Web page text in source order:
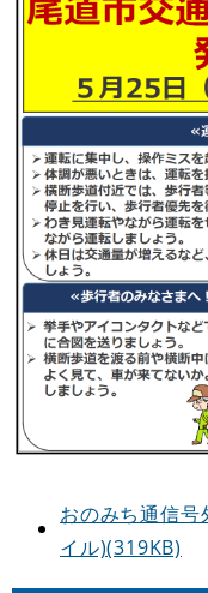
おのみち通信
イル)(319KB)